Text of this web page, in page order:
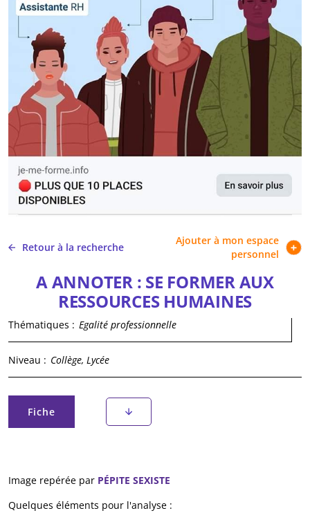
Retour à la recherche
Ajouter à mon espace
personnel
A ANNOTER : SE FORMER AUX
RESSOURCES HUMAINES
Thématiques : Egalité professionnelle
Niveau : Collège, Lycée
Onglets principaux
Fiche
(onglet actif)
Image repérée par PÉPITE SEXISTE
Quelques éléments pour l'analyse :